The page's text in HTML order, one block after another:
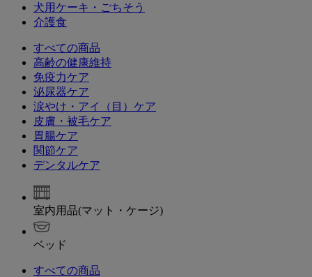
犬用ケーキ・ごちそう
介護食
すべての商品
高齢の健康維持
免疫力ケア
泌尿器ケア
涙やけ・アイ（目）ケア
皮膚・被毛ケア
胃腸ケア
関節ケア
デンタルケア
室内用品(マット・ケージ)
ベッド
すべての商品